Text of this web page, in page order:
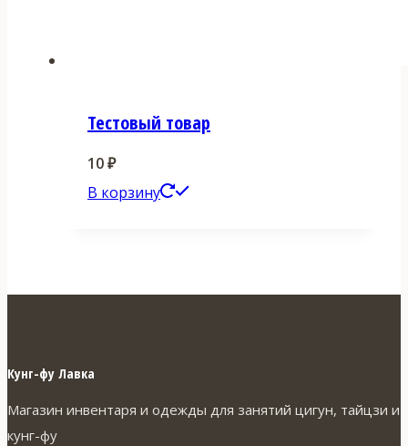
Тестовый товар
10₽
В корзину
Кунг-фу Лавка
Магазин инвентаря и одежды для занятий цигун, тайцзи и
кунг-фу